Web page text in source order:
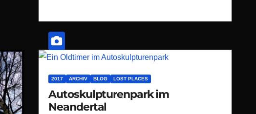
2017 ARCHIV BLOG LOST PLACES
Autoskulpturenpark im
Neandertal